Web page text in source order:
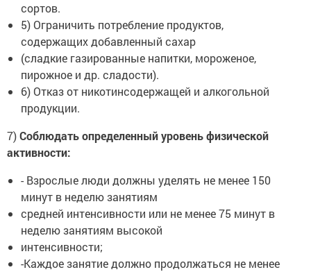
сортов.
5) Ограничить потребление продуктов,
содержащих добавленный сахар
(сладкие газированные напитки, мороженое,
пирожное и др. сладости).
6) Отказ от никотинсодержащей и алкогольной
продукции.
7)Соблюдать определенный уровень физической
активности:
- Взрослые люди должны уделять не менее 150
минут в неделю занятиям
средней интенсивности или не менее 75 минут в
неделю занятиям высокой
интенсивности;
-Каждое занятие должно продолжаться не менее